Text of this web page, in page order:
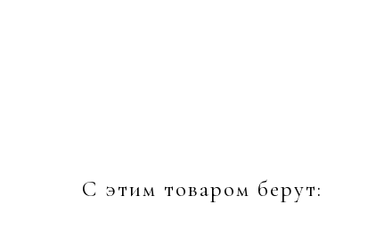
С этим товаром берут: